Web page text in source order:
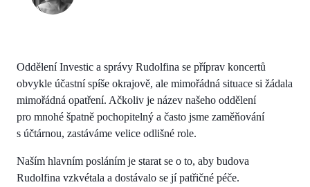
Oddělení Investic a správy Rudolfina se příprav koncertů
obvykle účastní spíše okrajově, ale mimořádná situace si žádala
mimořádná opatření. Ačkoliv je název našeho oddělení
pro mnohé špatně pochopitelný a často jsme zaměňování
s účtárnou, zastáváme velice odlišné role.
Naším hlavním posláním je starat se o to, aby budova
Rudolfina vzkvétala a dostávalo se jí patřičné péče.